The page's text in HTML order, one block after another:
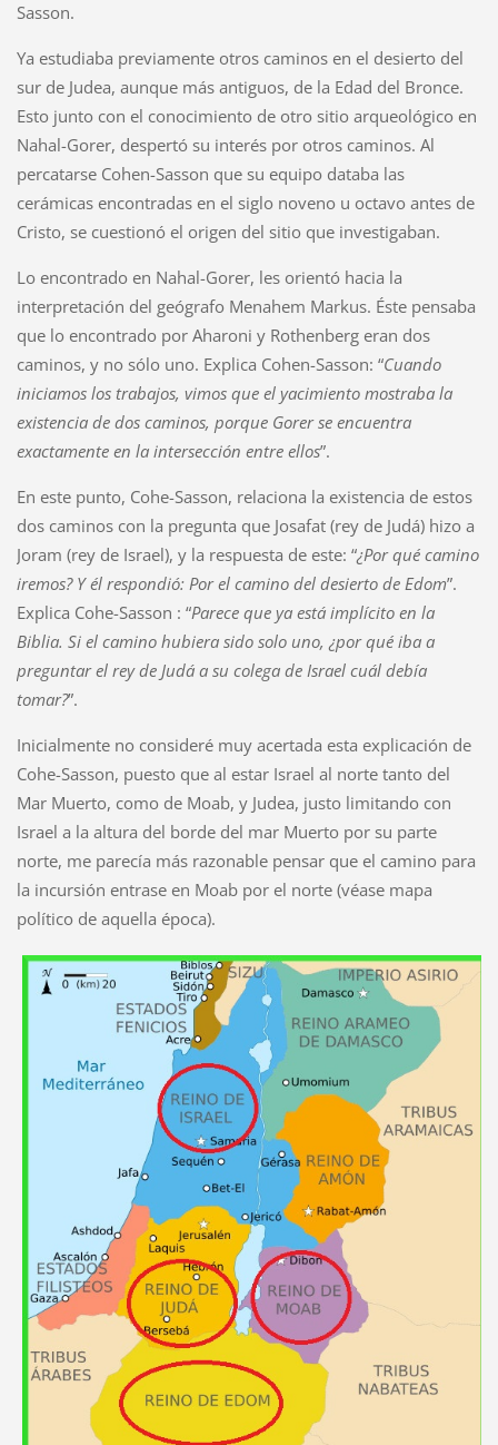
Sasson.
Ya estudiaba previamente otros caminos en el desierto del
sur de Judea, aunque más antiguos, de la Edad del Bronce.
Esto junto con el conocimiento de otro sitio arqueológico en
Nahal-Gorer, despertó su interés por otros caminos. Al
percatarse Cohen-Sasson que su equipo databa las
cerámicas encontradas en el siglo noveno u octavo antes de
Cristo, se cuestionó el origen del sitio que investigaban.
Lo encontrado en Nahal-Gorer, les orientó hacia la
interpretación del geógrafo Menahem Markus. Éste pensaba
que lo encontrado por Aharoni y Rothenberg eran dos
caminos, y no sólo uno. Explica Cohen-Sasson: “Cuando
iniciamos los trabajos, vimos que el yacimiento mostraba la
existencia de dos caminos, porque Gorer se encuentra
exactamente en la intersección entre ellos”.
En este punto, Cohe-Sasson, relaciona la existencia de estos
dos caminos con la pregunta que Josafat (rey de Judá) hizo a
Joram (rey de Israel), y la respuesta de este: “¿Por qué camino
iremos? Y él respondió: Por el camino del desierto de Edom”.
Explica Cohe-Sasson : “Parece que ya está implícito en la
Biblia. Si el camino hubiera sido solo uno, ¿por qué iba a
preguntar el rey de Judá a su colega de Israel cuál debía
tomar?”.
Inicialmente no consideré muy acertada esta explicación de
Cohe-Sasson, puesto que al estar Israel al norte tanto del
Mar Muerto, como de Moab, y Judea, justo limitando con
Israel a la altura del borde del mar Muerto por su parte
norte, me parecía más razonable pensar que el camino para
la incursión entrase en Moab por el norte (véase mapa
político de aquella época).